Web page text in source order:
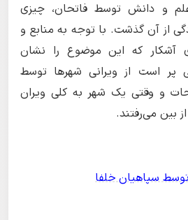
و دانش توسط فاتحان، چیزی
از آن گذشت. با توجه به منابع و
آشکار که این موضوع را نشان
پر است از ویرانی شهرها توسط
و وقتی یک شهر به کلی ویران
بین می‌رفتند.
توسط سپاهیان خلفا